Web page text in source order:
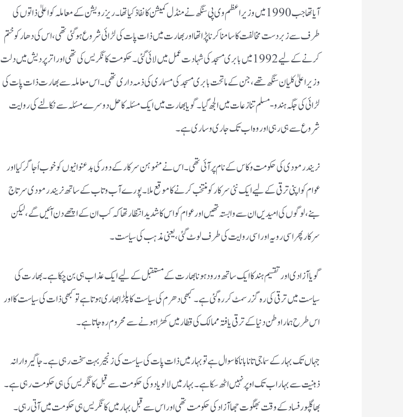
آیا تھا جب 1990میں وزیراعظم وی پی سنگھ نے منڈل کمیشن کا نفاذ کیا تھا۔ ریزرویشن کے معاملہ کو اعلیٰ ذاتوں کی
طرف سے زبردست مخالفت کا سامنا کرنا پڑا تھا اور بھارت میں ذات پات کی لڑائی شروع ہوگئی تھی، اس کی دھار کو ختم
کرنے کے لیے 1992میں بابری مسجد کی شہادت عمل میں لائی گئی۔ حکومت کانگریس کی تھی اور اترپردیش میں دلت
وزیراعلیٰ کلیان سنگھ تھے، جن کے ماتحت بابری مسجد کی مسماری کی ذمہ داری تھی۔ اس معاملہ سے بھارت ذات پات کی
لڑائی کی جگہ ہندو-مسلم تنازعات میں الجھ گیا۔ گویا بھارت میں ایک مسئلہ کا حل دوسرے مسئلہ سے نکالنے کی روایت
شروع سے ہی رہی اور وہ اب تک جاری و ساری ہے۔
نریندر مودی کی حکومت وکاس کے نام پر آئی تھی۔ اس نے منموہن سرکار کے دور کی بدعنوانیوں کو خوب اُجاگر کیا اور
عوام کو اپنی ترقی کے لیے ایک نئی سرکار کو منتخب کرنے کا موقع ملا۔ پورے آب و تاب کے ساتھ نریندر مودی سرتاج
بنے، لوگوں کی امیدیں ان سے وابستہ تھیں اور عوام کو اس کا شدید انتظار تھا کہ کب ان کے اچھے دن آئیں گے، لیکن
سرکار پھر اسی رویہ اور اسی روایت کی طرف لوٹ گئی، یعنی مذہب کی سیاست۔
گویا آزادی اور تقسیم ہند کا ایک ساتھ ورود ہونا بھارت کے مستقبل کے لیے ایک عذاب ہی بن چکا ہے۔ بھارت کی
سیاست میں ترقی کی رہ گزر سمٹ کر رہ گئی ہے۔ کبھی دھرم کی سیاست کا پلڑا بھاری ہوتا ہے تو کبھی ذات کی سیاست کا اور
اس طرح ہمارا وطن دنیا کے ترقی یافتہ ممالک کی قطار میں کھڑا ہونے سے محروم رہ جاتا ہے۔
جہاں تک بہار کے سماجی تانابانا کا سوال ہے تو بہار میں ذات پات کی سیاست کی زنجیر بہت سخت رہی ہے۔ جاگیروارانہ
ذہنیت سے بہار اب تک اوپر نہیں اٹھ سکا ہے۔ بہار میں لالو یادو کی حکومت سے قبل کانگریس کی ہی حکومت رہی ہے۔
بھاگلپور فساد کے وقت بھگوت جھا آزاد کی حکومت تھی اور اس سے قبل بہار میں کانگریس ہی حکومت میں آتی رہی۔